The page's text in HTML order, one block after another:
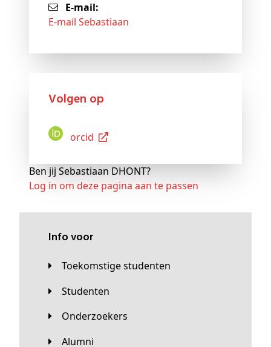
E-mail:
E-mail Sebastiaan
Volgen op
Orcid
Ben jij Sebastiaan DHONT?
Log in om deze pagina aan te passen
Info voor
Toekomstige studenten
Studenten
Onderzoekers
Alumni